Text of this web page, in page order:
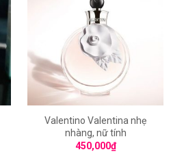
Valentino Valentina nhẹ
nhàng, nữ tính
450,000₫